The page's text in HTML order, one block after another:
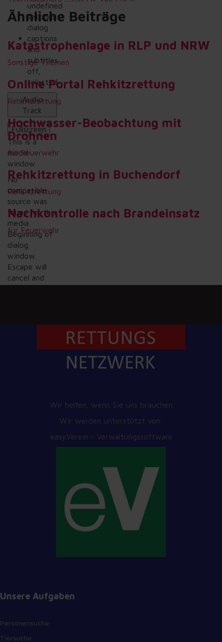
undefined
settings
dialog
captions
and
subtitles
off
selected
Audio
Track
Fullscreen
This is a
modal
window.
No
compatible
source was
found for this
media.
Beginning of
dialog
window.
Escape will
cancel and
Background
Text Edge
Ähnliche Beiträge
Katastrophenlage in RLP und NRW
Sonstige Themen
Online Portal Rehkitzrettung
Rehkitzrettung
Hochwasser-Beobachtung mit
Drohnen
für Feuerwehr
Rehkitzrettung in Buchendorf
Rehkitzrettung
Nachkontrolle nach Brandeinsatz
für Feuerwehr
Wir helfen, wenn Sie uns brauchen
Wir werden unterstützt von:
easyVerein - Verwaltungssoftware
Unsere Aufgaben
Personensuche
Tiersuche